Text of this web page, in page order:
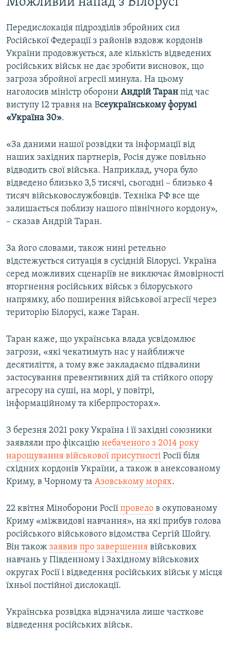
Передислокація підрозділів збройних сил
Російської Федерації з районів вздовж кордонів
України продовжується, але кількість відведених
російських військ не дає зробити висновок, що
загроза збройної агресії минула. На цьому
наголосив міністр оборони Андрій Таран під час
виступу 12 травня на Всеукраїнському форумі
«Україна 30».
«За даними нашої розвідки та інформації від
наших західних партнерів, Росія дуже повільно
відводить свої війська. Наприклад, учора було
відведено близько 3,5 тисячі, сьогодні – близько 4
тисяч військовослужбовців. Техніка РФ все ще
залишається поблизу нашого північного кордону»,
– сказав Андрій Таран.
За його словами, також нині ретельно
відстежується ситуація в сусідній Білорусі. Україна
серед можливих сценаріїв не виключає ймовірності
вторгнення російських військ з білоруського
напрямку, або поширення військової агресії через
територію Білорусі, каже Таран.
Таран каже, що українська влада усвідомлює
загрози, «які чекатимуть нас у найближче
десятиліття, а тому вже закладаємо підвалини
застосування превентивних дій та стійкого опору
агресору на суші, на морі, у повітрі,
інформаційному та кіберпросторах».
З березня 2021 року Україна і її західні союзники
заявляли про фіксацію небаченого з 2014 року
нарощування військової присутності Росії біля
східних кордонів України, а також в анексованому
Криму, в Чорному та Азовському морях.
22 квітня Міноборони Росії провело в окупованому
Криму «міжвидові навчання», на які прибув голова
російського військового відомства Сергій Шойгу.
Він також заявив про завершення військових
навчань у Південному і Західному військових
округах Росії і відведення російських військ у місця
їхньої постійної дислокації.
Українська розвідка відзначила лише часткове
відведення російських військ.